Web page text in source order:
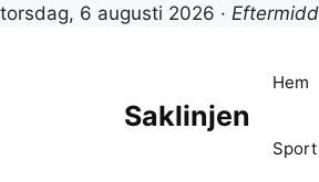
torsdag, 6 augusti 2026 ·
Saklinjen
Hem
Sport